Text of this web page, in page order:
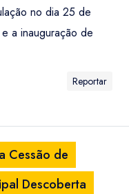
no dia 25 de
a inauguração de
Reportar
Cessão de
Descoberta